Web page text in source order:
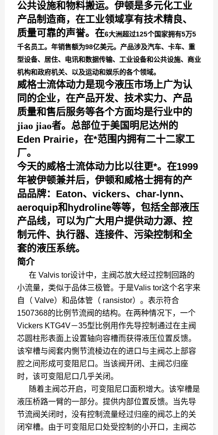
公共设施和物料搬运。伊顿是多元化工业
产品制造商，在工业领域享有技术精良、
质量可靠的声誉。在6大洲超过125个国家拥有5万5
千名员工。年销售额为98亿美元。产品涉及汽车、卡车、重
型设备、居住、电讯和数据传输、工业设备和公共设施、商业
机构和政府机关、以及运动和娱乐的各个领域。
威格士流体动力是现今液压市场上广为认
同的企业，在产品开发、技术实力、产品
质量和售后服务等各个方面均是行业中的
jiao jiao者。总部位于美国明尼达州的
Eden Prairie，在*范围内拥有二十二家工
厂。
今天的威格士流体动力比以往更*。在1999
年被伊顿兼并后，伊顿和威格士拥有的产
品品牌：Eaton、vickers、char-lynn、
aeroquip和hydroline等等，包括全部液压
产品线，可以为广大用户提供动力源、控
制元件、执行器、连接件、污染控制和全
套的液压系统。
简介
在 Valvis tor设计中，主阀芯放大经过控制回路的
小流量，类似于品体三极管。于是Valis tor这个名字来
自（ Valve）和品体管（ ransistor）。表示符合
1507368的比例节流阀的结构。在两种情况下，一个
Vickers KTG4V－35型比例用作先导控制通过在主阀
芯圆柱形表面上设置轴向容槽而获得液压位置反馈。
该窄槽与阅套内惻节流棱边在的进口与主阀芯上部容
腔之间形成可变阻尼口。当该阀开闭、主阀芯归座
时，该可变阻尼口几乎关闭。
随着主阀芯开启，可变阻尼口面积增大。该窄槽是
液压桥路一臂的一部分。提供内部位置反馈。当先导
节流阀关闭时，没有控制流量经过归座的阀芯上的关
闭窄槽。由于可变阻尼口处受控制的小开口，主阀芯